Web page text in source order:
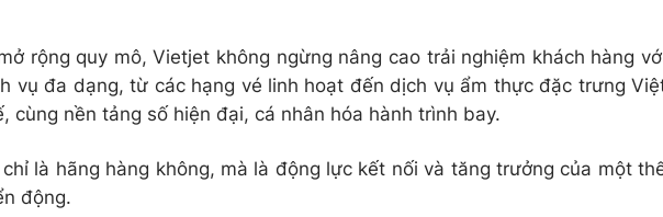
rộng quy mô, Vietjet không ngừng nâng cao trải nghiệm khách hàng
vụ đa dạng, từ các hạng vé linh hoạt đến dịch vụ ẩm thực đặc trưng
cùng nền tảng số hiện đại, cá nhân hóa hành trình bay.
là hãng hàng không, mà là động lực kết nối và tăng trưởng của một
động.